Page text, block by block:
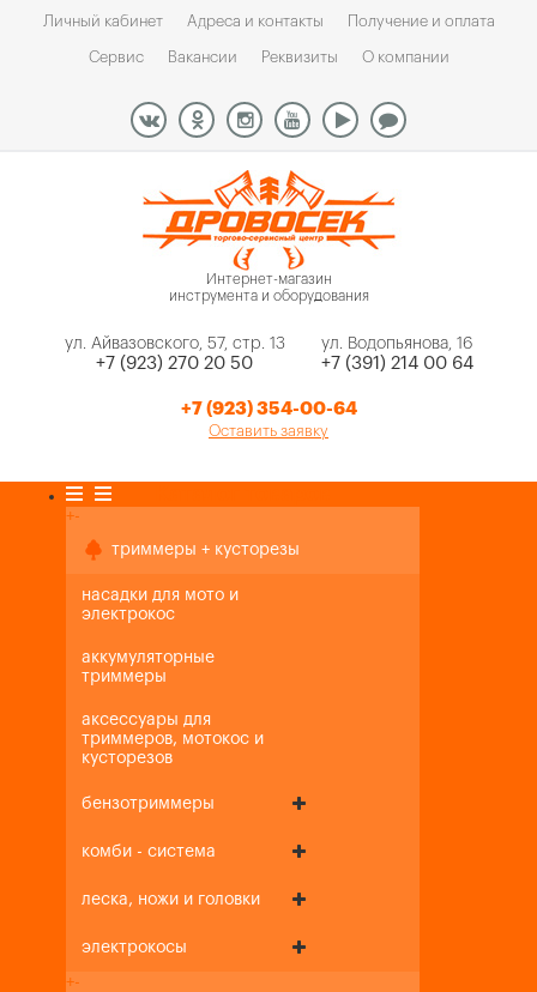
Личный кабинет Адреса и контакты Получение и оплата
Сервис Вакансии Реквизиты О компании
Интернет-магазин
инструмента и оборудования
ул. Айвазовского, 57, стр. 13
+7 (923) 270 20 50
ул. Водопьянова, 16
+7 (391) 214 00 64
+7 (923) 354-00-64
Оставить заявку
+-
триммеры + кусторезы
насадки для мото и
электрокос
аккумуляторные
триммеры
аксессуары для
триммеров, мотокос и
кусторезов
бензотриммеры
комби - система
леска, ножи и головки
электрокосы
+-